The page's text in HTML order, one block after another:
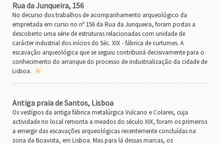
Rua da Junqueira, 156
No decurso dos trabalhos de acompanhamento arqueológico da
empreitada em curso no nº 156 da Rua da Junqueira, foram postas a
descoberto uma série de estruturas relacionadas com unidade de
carácter industrial dos inícios do Séc. XIX - fábrica de curtumes. A
escavação arqueológica que se seguiu contribuirá decisivamente para o
conhecimento do arranque do processo de industrialização da cidade de
Lisboa.
Antiga praia de Santos, Lisboa
Os vestígios da antiga fábrica metalúrgica Vulcano e Colares, cuja
actividade no local remonta a meados do século XIX, foram os primeiros
a emergir das escavações arqueológicas recentemente concluídas na
zona da Boavista, em Lisboa. Mas para lá dessas marcas, os